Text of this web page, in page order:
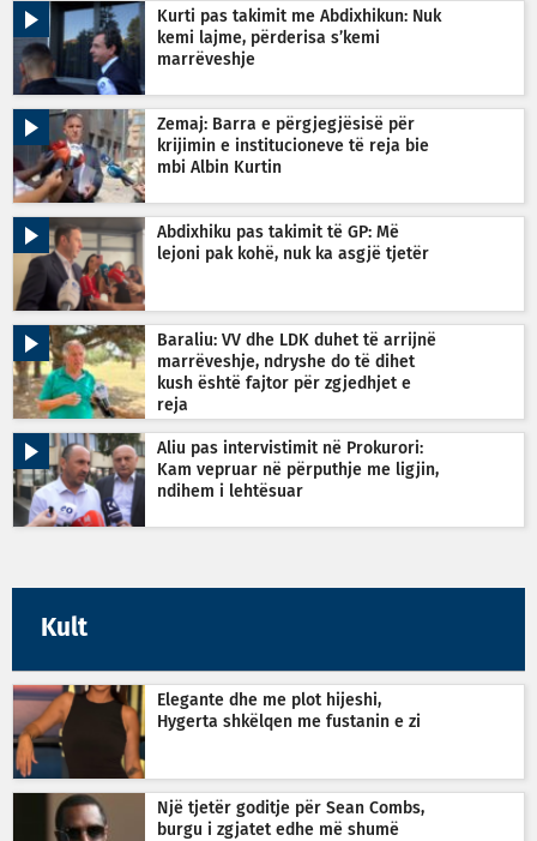
Kurti pas takimit me Abdixhikun: Nuk
kemi lajme, përderisa s’kemi
marrëveshje
Zemaj: Barra e përgjegjësisë për
krijimin e institucioneve të reja bie
mbi Albin Kurtin
Abdixhiku pas takimit të GP: Më
lejoni pak kohë, nuk ka asgjë tjetër
Baraliu: VV dhe LDK duhet të arrijnë
marrëveshje, ndryshe do të dihet
kush është fajtor për zgjedhjet e
reja
Aliu pas intervistimit në Prokurori:
Kam vepruar në përputhje me ligjin,
ndihem i lehtësuar
Kult
Elegante dhe me plot hijeshi,
Hygerta shkëlqen me fustanin e zi
Një tjetër goditje për Sean Combs,
burgu i zgjatet edhe më shumë